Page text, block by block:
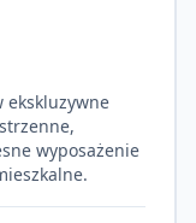
ekskluzywne
wyposażenie